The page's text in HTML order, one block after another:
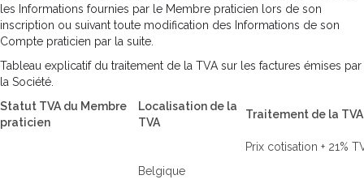
les Informations fournies par le Membre praticien lors de son
inscription ou suivant toute modification des Informations de son
Compte praticien par la suite.
Tableau explicatif du traitement de la TVA sur les factures émises par
la Société.
Statut TVA du Membre
praticien
Localisation de la
TVA
Traitement de la TVA
Belgique
Prix cotisation + 21%